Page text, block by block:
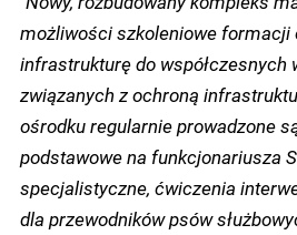
możliwości szkoleniowe formacji
infrastrukturę do współczesnych
związanych z ochroną
ośrodku regularnie prowadzone
podstawowe na funkcjonariusza
specjalistyczne, ćwiczenia
dla przewodników psów